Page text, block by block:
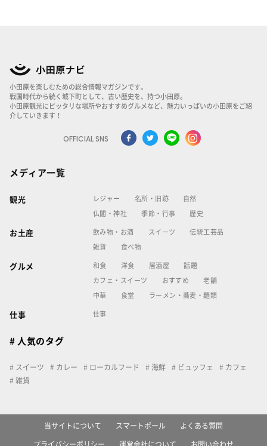
小田原を楽しむための総合情報マガジンです。
戦国時代から続く城下町として、古い歴史を、持つ小田原。
小田原観光にピッタリな場所やおすすめグルメなど、魅力いっぱいの小田原をご紹
介していきます！
OFFICIAL SNS
メディア一覧
観光 レジャー 名所・旧跡 自然
仏閣・神社 季節・行事 歴史
お土産 飲み物・お酒 スイーツ 伝統工芸品
雑貨 食べ物
グルメ 和食 洋食 居酒屋 話題
カフェ・スイーツ おすすめ 老舗
中華 食堂 ラーメン・蕎麦・麺類
仕事 仕事
# 人気のタグ
スイーツ カレー ローカルフード 海鮮 ビュッフェ
カフェ
雑貨
当サイトについて スマートポール よくある質問
プライバシーポリシー 運営会社について お問い合わせ